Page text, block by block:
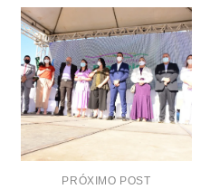
PRÓXIMO POST